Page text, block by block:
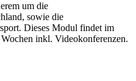
um die
sowie die
Dieses Modul findet im
inkl. Videokonferenzen.